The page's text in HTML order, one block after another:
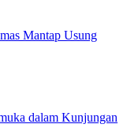
Mantap Usung
dalam Kunjungan